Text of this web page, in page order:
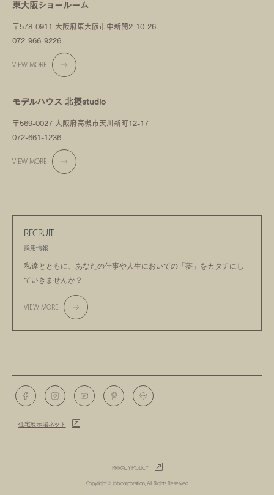
東大阪ショールーム
〒578-0911 大阪府東大阪市中新開2-10-26
072-966-9226
VIEW MORE
モデルハウス 北摂studio
〒569-0027 大阪府高槻市天川新町12-17
072-661-1236
VIEW MORE
RECRUIT
採用情報
私達とともに、あなたの仕事や人生においての 「夢」をカタチにし
ていきませんか？
VIEW MORE
Copyright © job corporation, All Rights Reserved
住宅展示場ネット
PRIVACY POLICY